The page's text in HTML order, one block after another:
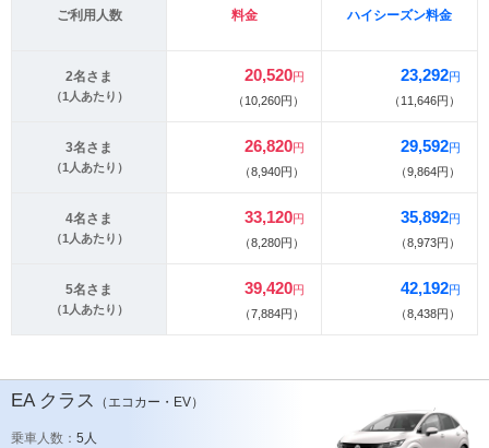
ご利用人数 料金 ハイシーズン料金
2名さま
（1人あたり）
20,520円
（10,260円）
23,292円
（11,646円）
3名さま
（1人あたり）
26,820円
（8,940円）
29,592円
（9,864円）
4名さま
（1人あたり）
33,120円
（8,280円）
35,892円
（8,973円）
5名さま
（1人あたり）
39,420円
（7,884円）
42,192円
（8,438円）
EAクラス （エコカー・EV）
乗車人数： 5人